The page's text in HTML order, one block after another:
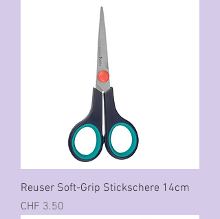
Reuser Soft-Grip Stickschere 14cm
Preis
CHF 3.50